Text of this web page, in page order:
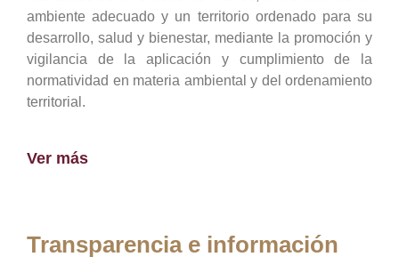
ambiente adecuado y un territorio ordenado para su
desarrollo, salud y bienestar, mediante la promoción y
vigilancia de la aplicación y cumplimiento de la
normatividad en materia ambiental y del ordenamiento
territorial.
Ver más
Transparencia e información